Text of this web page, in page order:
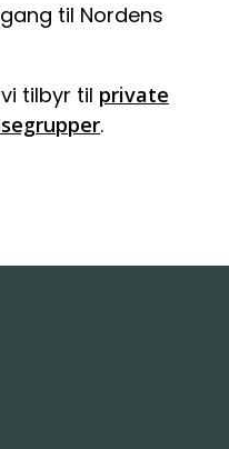
til Nordens
tilbyr til private
.